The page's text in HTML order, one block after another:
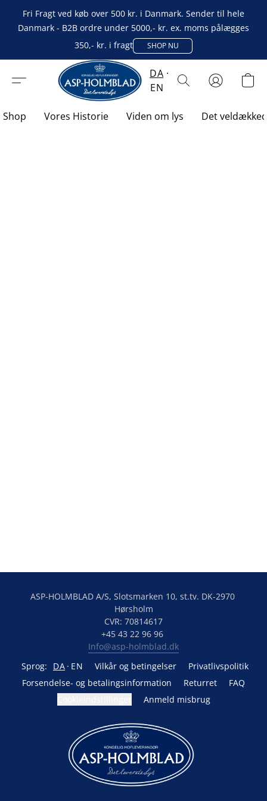
Fri Fragt ved køb over 500 kr. i Danmark. Sender til hele
Danmark - B2B ordre under 5000,- kr. ex. moms pålægges
350,- kr. i fragt
SHOP NU
DA
EN
Shop Vores Historie Viden om lys Det
ASP-HOLMBLAD A/S, Slotsmarken 10, st.tv. DK-2970
Hørsholm
CVR: 70814617
Info@asp-holmblad.dk
Sprog:
DA EN Vilkår og betingelser
Privatlivspolitik
Forsendelse- og betalingsinformation
Returret
FAQ
Anmeld misbrug